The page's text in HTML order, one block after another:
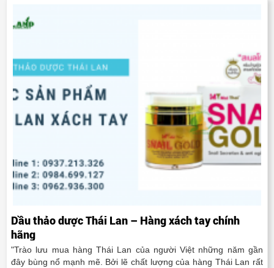
Dầu thảo dược Thái Lan – Hàng xách tay chính
hãng
"Trào lưu mua hàng Thái Lan của người Việt những năm gần
đây bùng nổ mạnh mẽ. Bởi lẽ chất lượng của hàng Thái Lan rất